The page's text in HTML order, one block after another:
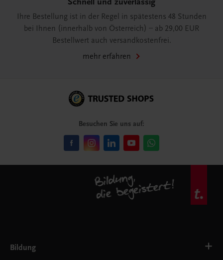
Ihre Bestellung ist in der Regel in spätestens 48 Stunden
bei Ihnen (innerhalb von Österreich) – ab 29,00 EUR
Bestellwert auch versandkostenfrei.
mehr erfahren
Besuchen Sie uns auf:
Bildung